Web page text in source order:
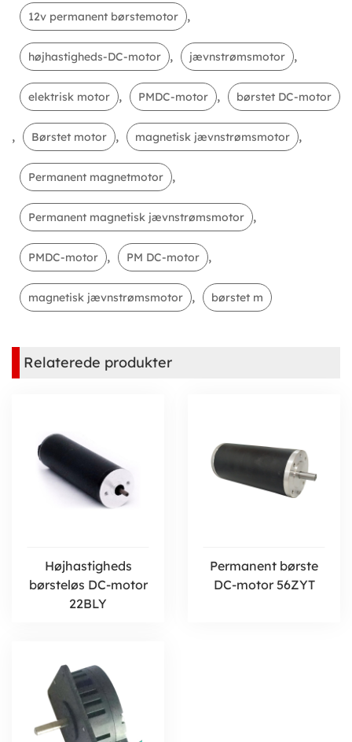
12v permanent børstemotor ,
højhastigheds-DC-motor , jævnstrømsmotor ,
elektrisk motor , PMDC-motor , børstet DC-motor
, Børstet motor , magnetisk jævnstrømsmotor ,
Permanent magnetmotor ,
Permanent magnetisk jævnstrømsmotor ,
PMDC-motor , PM DC-motor ,
magnetisk jævnstrømsmotor , børstet m
Relaterede produkter
Højhastigheds
børsteløs DC-motor
22BLY
Permanent børste
DC-motor 56ZYT